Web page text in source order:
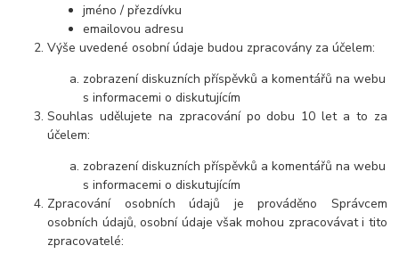
jméno / přezdívku
emailovou adresu
Výše uvedené osobní údaje budou zpracovány za účelem:
zobrazení diskuzních příspěvků a komentářů na webu
s informacemi o diskutujícím
Souhlas udělujete na zpracování po dobu 10 let a to za
účelem:
zobrazení diskuzních příspěvků a komentářů na webu
s informacemi o diskutujícím
Zpracování osobních údajů je prováděno Správcem
osobních údajů, osobní údaje však mohou zpracovávat i tito
zpracovatelé: